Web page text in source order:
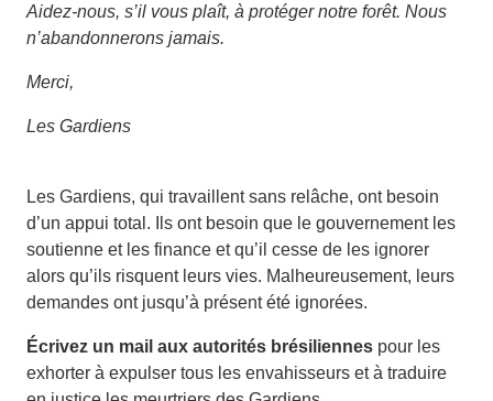
Aidez-nous, s’il vous plaît, à protéger notre forêt. Nous
n’abandonnerons jamais.
Merci,
Les Gardiens
Les Gardiens, qui travaillent sans relâche, ont besoin
d’un appui total. Ils ont besoin que le gouvernement les
soutienne et les finance et qu’il cesse de les ignorer
alors qu’ils risquent leurs vies. Malheureusement, leurs
demandes ont jusqu’à présent été ignorées.
Écrivez un mail aux autorités brésiliennes pour les
exhorter à expulser tous les envahisseurs et à traduire